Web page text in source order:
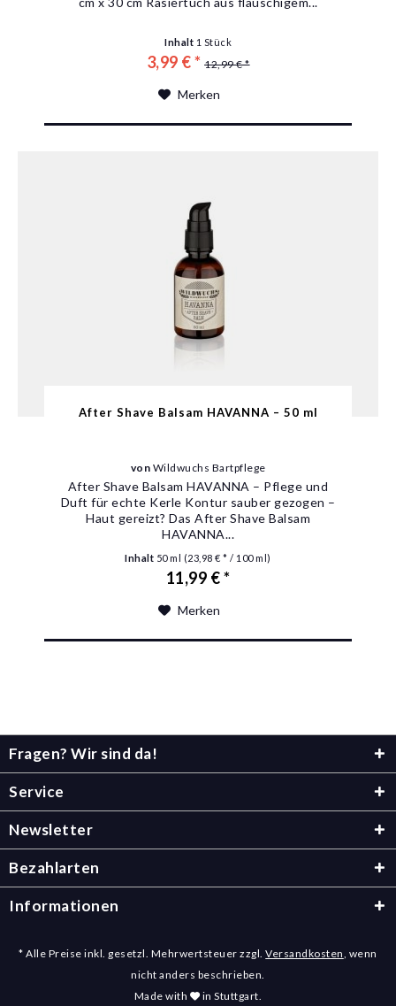
Inhalt 1 Stück
3,99 € * 12,99 € *
Merken
After Shave Balsam HAVANNA – 50 ml
von Wildwuchs Bartpflege
After Shave Balsam HAVANNA – Pflege und
Duft für echte Kerle Kontur sauber gezogen –
Haut gereizt? Das After Shave Balsam
HAVANNA...
Inhalt 50 ml (23,98 € * / 100 ml)
11,99 € *
Merken
Fragen? Wir sind da!
Service
Newsletter
Bezahlarten
Informationen
* Alle Preise inkl. gesetzl. Mehrwertsteuer zzgl.Versandkosten , wenn
nicht anders beschrieben.
Made with
in Stuttgart.